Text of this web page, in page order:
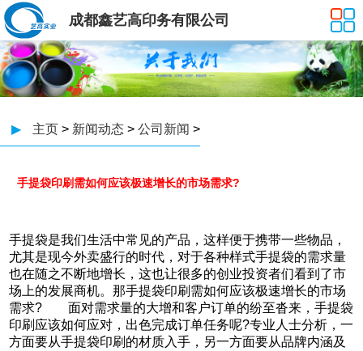
成都鑫艺高印务有限公司
▶ 主页 > 新闻动态 > 公司新闻 >
手提袋印刷需如何应该极速增长的市场需求?
手提袋是我们生活中常见的产品，这样便于携带一些物品，
尤其是现今外卖盛行的时代，对于各种样式手提袋的需求量
也在随之不断地增长，这也让很多的创业投资者们看到了市
场上的发展商机。那手提袋印刷需如何应该极速增长的市场
需求? 面对需求量的大增和客户订单的纷至沓来，手提袋
印刷应该如何应对，出色完成订单任务呢?专业人士分析，一
方面要从手提袋印刷的材质入手，另一方面要从品牌内涵及